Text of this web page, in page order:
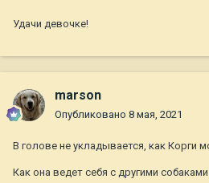
Удачи девочке!
marson
Опубликовано 8 мая, 2021
В голове не укладывается, как Корги
Как она ведет себя с другими